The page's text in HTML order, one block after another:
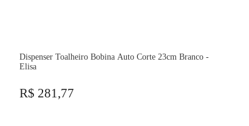
Dispenser Toalheiro Bobina Auto Corte 23cm Branco -
Elisa
R$ 281,77